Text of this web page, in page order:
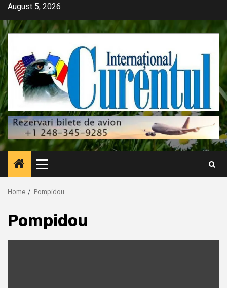
Skip
content
August 5, 2026
Primary
Menu
Home Pompidou
Pompidou